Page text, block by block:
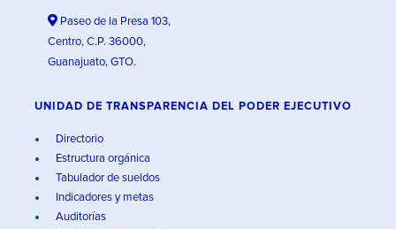
Paseo de la Presa 103,
Centro, C.P. 36000,
Guanajuato, GTO.
UNIDAD DE TRANSPARENCIA DEL PODER EJECUTIVO
Directorio
Estructura orgánica
Tabulador de sueldos
Indicadores y metas
Auditorías